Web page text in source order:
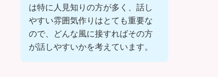
は特に人見知りの方が多く、話し
やすい雰囲気作りはとても重要な
ので、どんな風に接すればその方
が話しやすいかを考えています。